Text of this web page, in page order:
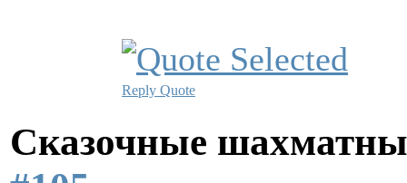
Reply Quote
Сказочные